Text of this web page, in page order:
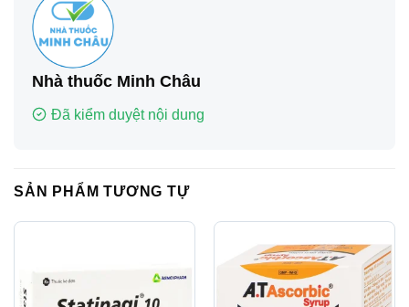
Nhà thuốc Minh Châu
Đã kiểm duyệt nội dung
SẢN PHẨM TƯƠNG TỰ